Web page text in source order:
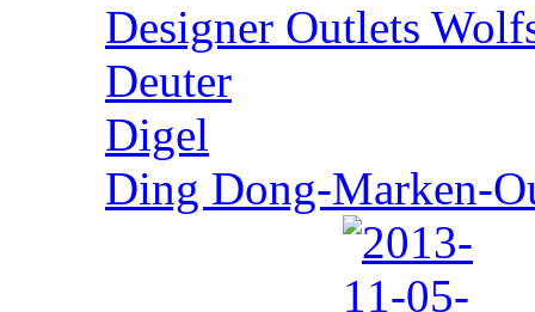
Designer Outlets
Deuter
Digel
Ding Dong-Marken-